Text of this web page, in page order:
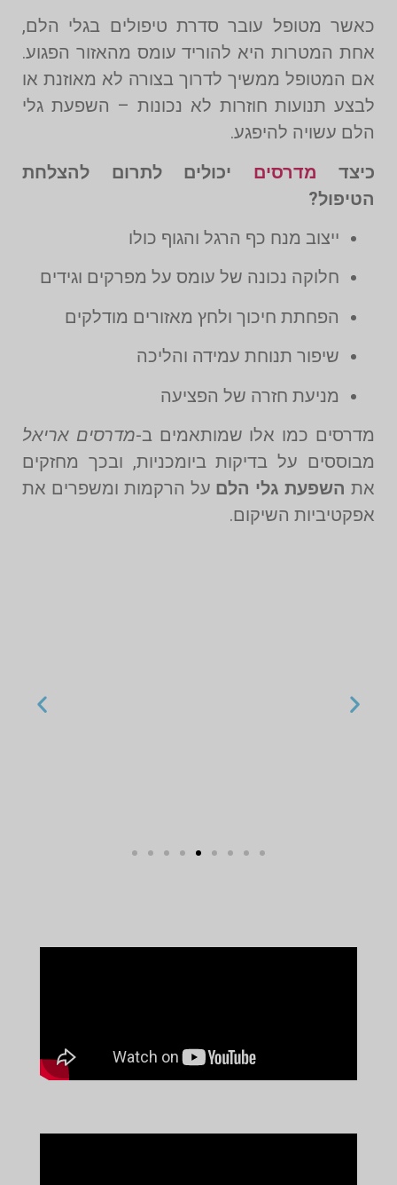
כאשר מטופל עובר סדרת טיפולים בגלי הלם,
אחת המטרות היא להוריד עומס מהאזור הפגוע.
אם המטופל ממשיך לדרוך בצורה לא מאוזנת או
לבצע תנועות חוזרות לא נכונות – השפעת גלי
הלם עשויה להיפגע.
כיצד מדרסים יכולים לתרום להצלחת
הטיפול?
ייצוב מנח כף הרגל והגוף כולו
חלוקה נכונה של עומס על מפרקים וגידים
הפחתת חיכוך ולחץ מאזורים מודלקים
שיפור תנוחת עמידה והליכה
מניעת חזרה של הפציעה
מדרסים כמו אלו שמותאמים ב-מדרסים אריאל
מבוססים על בדיקות ביומכניות, ובכך מחזקים
את השפעת גלי הלם על הרקמות ומשפרים את
אפקטיביות השיקום.